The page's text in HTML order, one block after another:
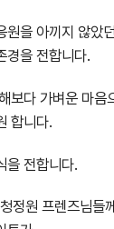
원을 아끼지 않았
경을 전합니다.
보다 가벼운 마음
합니다.
을 전합니다.
정원 프렌즈님들